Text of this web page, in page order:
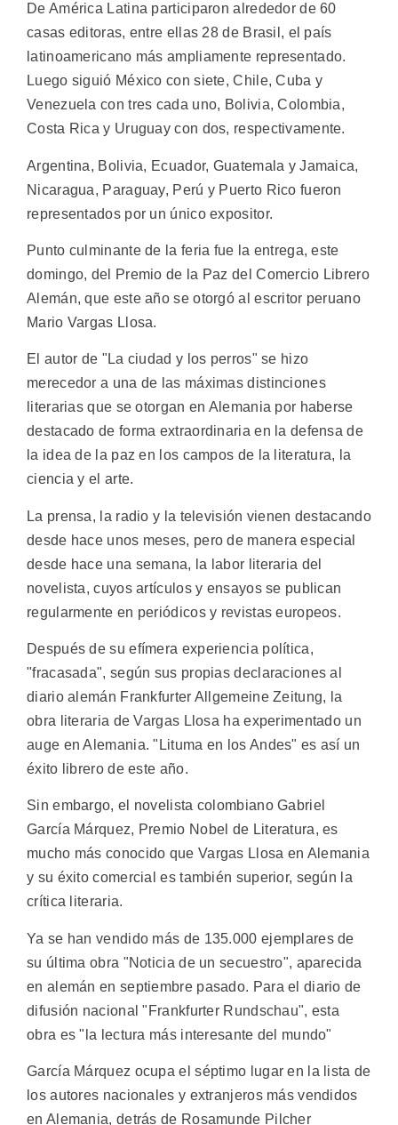
De América Latina participaron alrededor de 60
casas editoras, entre ellas 28 de Brasil, el país
latinoamericano más ampliamente representado.
Luego siguió México con siete, Chile, Cuba y
Venezuela con tres cada uno, Bolivia, Colombia,
Costa Rica y Uruguay con dos, respectivamente.
Argentina, Bolivia, Ecuador, Guatemala y Jamaica,
Nicaragua, Paraguay, Perú y Puerto Rico fueron
representados por un único expositor.
Punto culminante de la feria fue la entrega, este
domingo, del Premio de la Paz del Comercio Librero
Alemán, que este año se otorgó al escritor peruano
Mario Vargas Llosa.
El autor de "La ciudad y los perros" se hizo
merecedor a una de las máximas distinciones
literarias que se otorgan en Alemania por haberse
destacado de forma extraordinaria en la defensa de
la idea de la paz en los campos de la literatura, la
ciencia y el arte.
La prensa, la radio y la televisión vienen destacando
desde hace unos meses, pero de manera especial
desde hace una semana, la labor literaria del
novelista, cuyos artículos y ensayos se publican
regularmente en periódicos y revistas europeos.
Después de su efímera experiencia política,
"fracasada", según sus propias declaraciones al
diario alemán Frankfurter Allgemeine Zeitung, la
obra literaria de Vargas Llosa ha experimentado un
auge en Alemania. "Lituma en los Andes" es así un
éxito librero de este año.
Sin embargo, el novelista colombiano Gabriel
García Márquez, Premio Nobel de Literatura, es
mucho más conocido que Vargas Llosa en Alemania
y su éxito comercial es también superior, según la
crítica literaria.
Ya se han vendido más de 135.000 ejemplares de
su última obra "Noticia de un secuestro", aparecida
en alemán en septiembre pasado. Para el diario de
difusión nacional "Frankfurter Rundschau", esta
obra es "la lectura más interesante del mundo"
García Márquez ocupa el séptimo lugar en la lista de
los autores nacionales y extranjeros más vendidos
en Alemania, detrás de Rosamunde Pilcher